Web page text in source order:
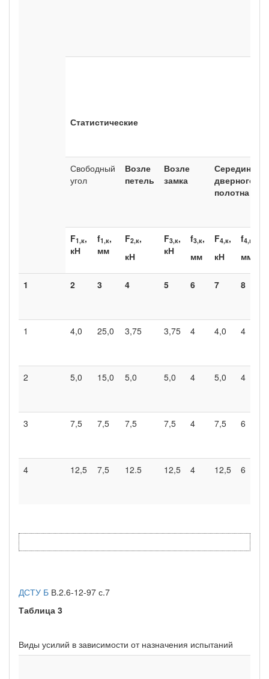
Статистические
Свободный
угол
Возле
петель
Возле
замка
Середина
дверного
полотна
F1,к,
кН
f1,к,
мм
F2,к,
кН
F3,к,
кН
f3,к,
мм
F4,к,
кН
f4,к
мм
1 2 3 4 5 6 7 8
1 4,0 25,0 3,75 3,75 4 4,0 4
2 5,0 15,0 5,0 5,0 4 5,0 4
3 7,5 7,5 7,5 7,5 4 7,5 6
4 12,5 7,5 12.5 12,5 4 12,5 6
ДСТУ Б В.2.6-12-97 с.7
Таблица 3
Виды усилий в зависимости от назначения испытаний